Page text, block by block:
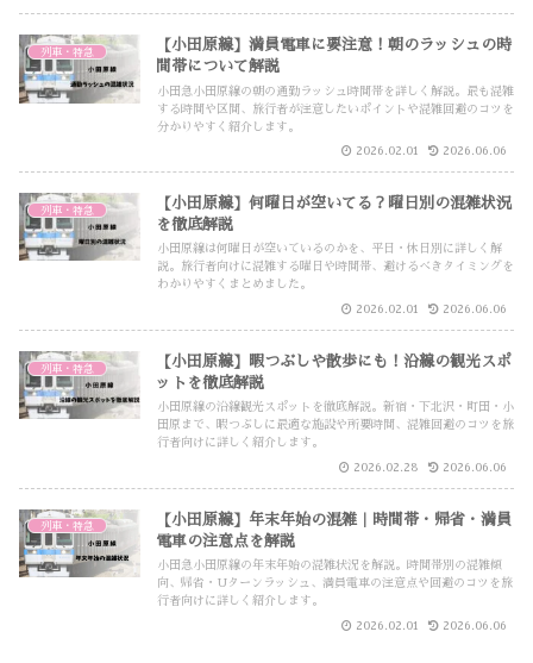
列車・特急
【小田原線】満員電車に要注意！朝のラッシュの時
間帯について解説
小田急小田原線の朝の通勤ラッシュ時間帯を詳しく解説。最も混雑
する時間や区間、旅行者が注意したいポイントや混雑回避のコツを
分かりやすく紹介します。
2026.02.01 2026.06.06
列車・特急
【小田原線】何曜日が空いてる？曜日別の混雑状況
を徹底解説
小田原線は何曜日が空いているのかを、平日・休日別に詳しく解
説。旅行者向けに混雑する曜日や時間帯、避けるべきタイミングを
わかりやすくまとめました。
2026.02.01 2026.06.06
列車・特急
【小田原線】暇つぶしや散歩にも！沿線の観光スポ
ットを徹底解説
小田原線の沿線観光スポットを徹底解説。新宿・下北沢・町田・小
田原まで、暇つぶしに最適な施設や所要時間、混雑回避のコツを旅
行者向けに詳しく紹介します。
2026.02.28 2026.06.06
列車・特急
【小田原線】年末年始の混雑｜時間帯・帰省・満員
電車の注意点を解説
小田急小田原線の年末年始の混雑状況を解説。時間帯別の混雑傾
向、帰省・Uターンラッシュ、満員電車の注意点や回避のコツを旅
行者向けに詳しく紹介します。
2026.02.01 2026.06.06